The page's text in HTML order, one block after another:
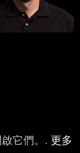
它們。. 更多